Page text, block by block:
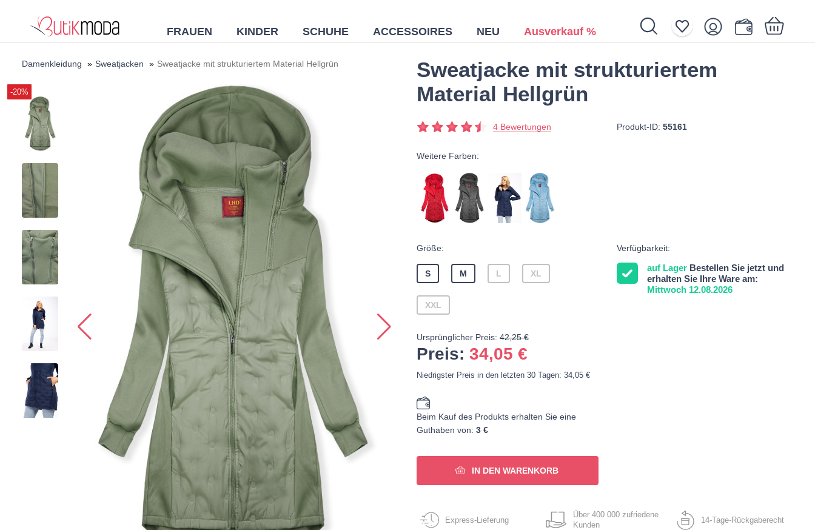
FRAUEN KINDER SCHUHE ACCESSOIRES NEU Ausverkauf %
Ihr Warenkorb ist noch leer.
Damenkleidung » Sweatjacken » Sweatjacke mit strukturiertem Material Hellgrün
-20%
Sweatjacke mit strukturiertem
Material Hellgrün
4 Bewertungen Produkt-ID: 55161
Verfügbarkeit:
auf Lager Bestellen Sie jetzt und
erhalten Sie Ihre Ware am:
Mittwoch 12.08.2026
Weitere Farben:
Größe:
S M L XL
XXL
Ursprünglicher Preis: 42,25 €
Preis: 34,05 €
Niedrigster Preis in den letzten 30 Tagen: 34,05 €
Beim Kauf des Produkts erhalten Sie eine
Guthaben von: 3 €
IN DEN WARENKORB
Express-Lieferung
Über 400 000 zufriedene
Kunden
14-Tage-Rückgaberecht